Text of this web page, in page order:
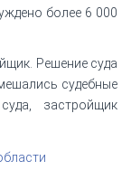
более 6 000
Решение суда
судебные
застройщик